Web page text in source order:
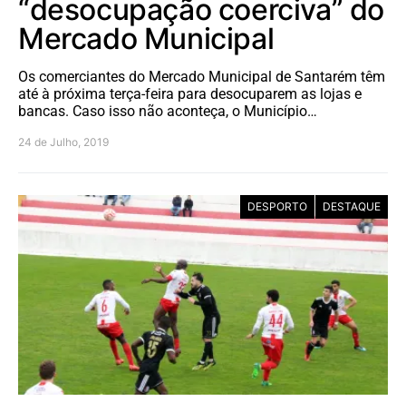
“desocupação coerciva” do
Mercado Municipal
Os comerciantes do Mercado Municipal de Santarém têm
até à próxima terça-feira para desocuparem as lojas e
bancas. Caso isso não aconteça, o Município…
24 de Julho, 2019
DESPORTO DESTAQUE